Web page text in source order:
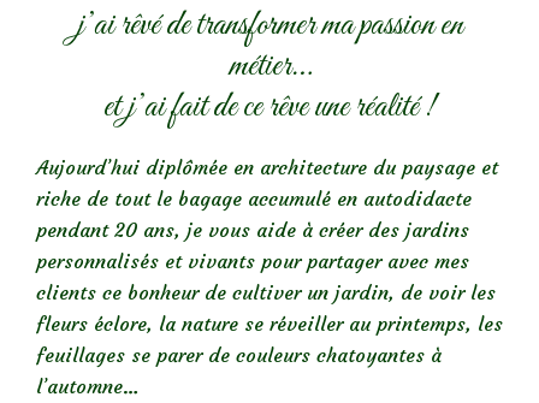
j’ai rêvé de transformer ma passion en
métier…
et j’ai fait de ce rêve une réalité !
Aujourd’hui diplômée en architecture du paysage et
riche de tout le bagage accumulé en autodidacte
pendant 20 ans, je vous aide à créer des jardins
personnalisés et vivants pour partager avec mes
clients ce bonheur de cultiver un jardin, de voir les
fleurs éclore, la nature se réveiller au printemps, les
feuillages se parer de couleurs chatoyantes à
l’automne…